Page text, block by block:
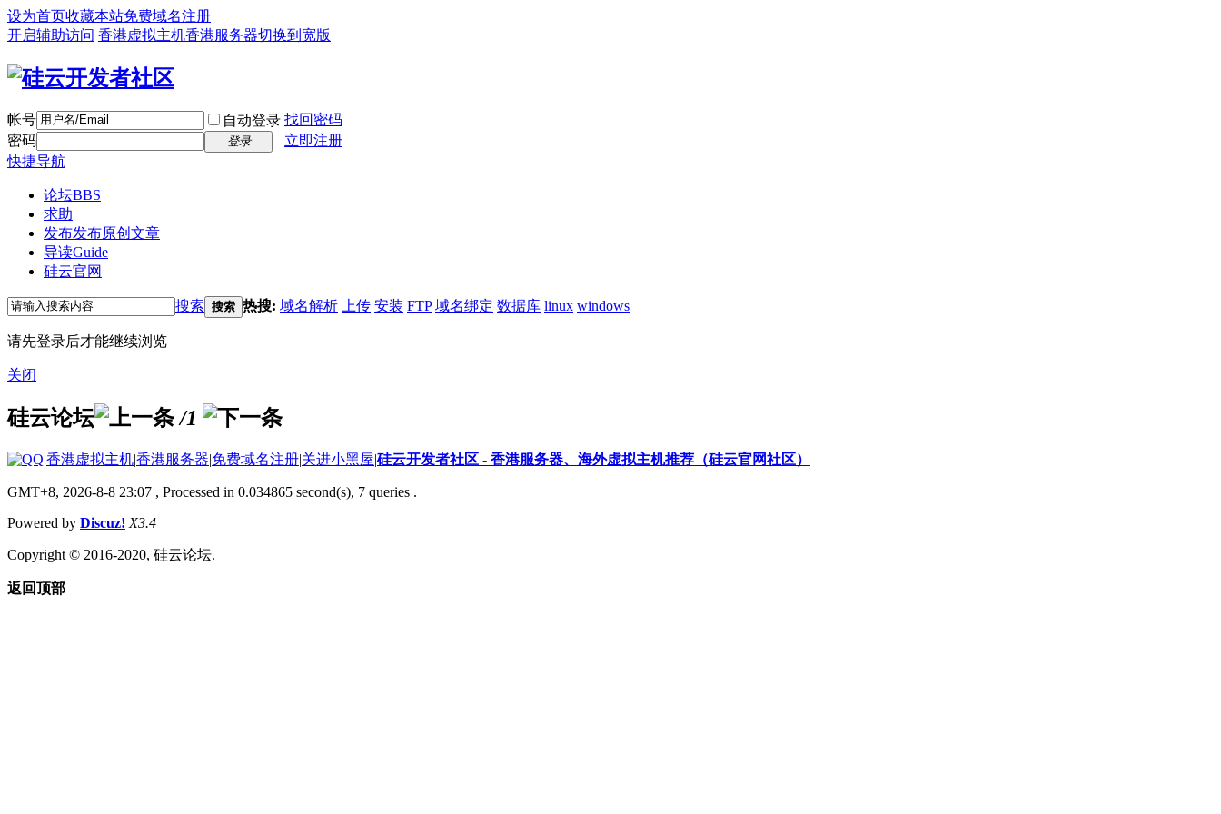
设为首页收藏本站免费域名注册
开启辅助访问 香港虚拟主机香港服务器切换到宽版
帐号 自动登录 找回密码
密码
登录
立即注册
快捷导航
论坛BBS
求助
发布发布原创文章
导读Guide
硅云官网
搜索 搜索 热搜: 域名解析 上传 安装 FTP 域名绑定 数据库 linux windows
请先登录后才能继续浏览
关闭
硅云论坛 /1
|香港虚拟主机|香港服务器|免费域名注册|关进小黑屋|硅云开发者社区 - 香港服务器、海外虚拟主机推荐（硅云官网社区）
GMT+8, 2026-8-8 23:07 , Processed in 0.034865 second(s), 7 queries .
Powered by Discuz! X3.4
Copyright © 2016-2020, 硅云论坛.
返回顶部